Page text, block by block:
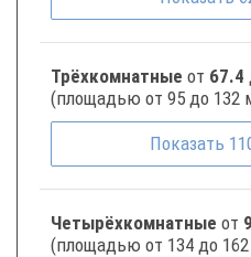
Трёхкомнатные от 67.4
(площадью от 95 до 132
Показать
Четырёхкомнатные от
(площадью от 134 до